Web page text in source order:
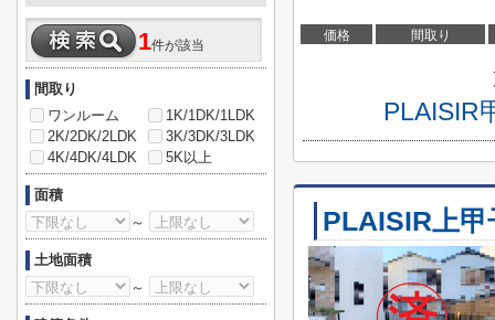
価格 間取り
PLAISIR
PLAISIR上甲
1件が該当
間取り
ワンルーム
1K/1DK/1LDK
2K/2DK/2LDK
3K/3DK/3LDK
4K/4DK/4LDK
5K以上
面積
～
土地面積
～